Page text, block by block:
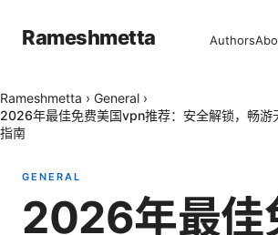
Rameshmetta Authors
Rameshmetta › General ›
2026年最佳免费美国vpn推荐：安全解锁，畅游
指南
GENERAL
2026年最佳